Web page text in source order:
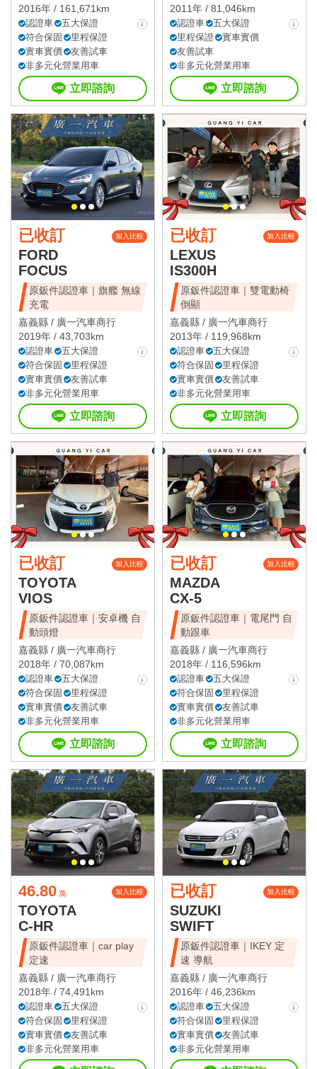
2016年 / 161,671km
認證車
五大保證
符合保固
里程保證
實車實價
友善試車
非多元化營業用車
立即諮詢
2011年 / 81,046km
認證車
五大保證
里程保證
實車實價
友善試車
非多元化營業用車
立即諮詢
已收訂 加入比較
FORD
FOCUS
原鈑件認證車｜旗艦 無線
充電
嘉義縣 / 廣一汽車商行
2019年 / 43,703km
認證車
五大保證
符合保固
里程保證
實車實價
友善試車
非多元化營業用車
立即諮詢
已收訂 加入比較
LEXUS
IS300H
原鈑件認證車｜雙電動椅
倒顯
嘉義縣 / 廣一汽車商行
2013年 / 119,968km
認證車
五大保證
符合保固
里程保證
實車實價
友善試車
非多元化營業用車
立即諮詢
已收訂 加入比較
TOYOTA
VIOS
原鈑件認證車｜安卓機 自
動頭燈
嘉義縣 / 廣一汽車商行
2018年 / 70,087km
認證車
五大保證
符合保固
里程保證
實車實價
友善試車
非多元化營業用車
立即諮詢
已收訂 加入比較
MAZDA
CX-5
原鈑件認證車｜電尾門 自
動跟車
嘉義縣 / 廣一汽車商行
2018年 / 116,596km
認證車
五大保證
符合保固
里程保證
實車實價
友善試車
非多元化營業用車
立即諮詢
46.80 萬 加入比較
TOYOTA
C-HR
原鈑件認證車｜car play
定速
嘉義縣 / 廣一汽車商行
2018年 / 74,491km
認證車
五大保證
符合保固
里程保證
實車實價
友善試車
非多元化營業用車
已收訂 加入比較
SUZUKI
SWIFT
原鈑件認證車｜IKEY 定
速 導航
嘉義縣 / 廣一汽車商行
2016年 / 46,236km
認證車
五大保證
符合保固
里程保證
實車實價
友善試車
非多元化營業用車